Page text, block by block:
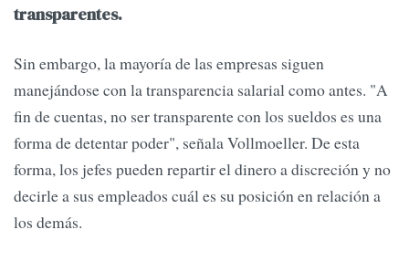
transparentes.
Sin embargo, la mayoría de las empresas siguen
manejándose con la transparencia salarial como antes. "A
fin de cuentas, no ser transparente con los sueldos es una
forma de detentar poder", señala Vollmoeller. De esta
forma, los jefes pueden repartir el dinero a discreción y no
decirle a sus empleados cuál es su posición en relación a
los demás.